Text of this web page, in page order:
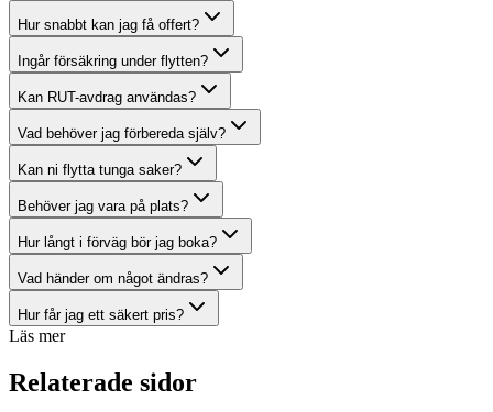
Hur snabbt kan jag få offert?
Ingår försäkring under flytten?
Kan RUT-avdrag användas?
Vad behöver jag förbereda själv?
Kan ni flytta tunga saker?
Behöver jag vara på plats?
Hur långt i förväg bör jag boka?
Vad händer om något ändras?
Hur får jag ett säkert pris?
Läs mer
Relaterade sidor